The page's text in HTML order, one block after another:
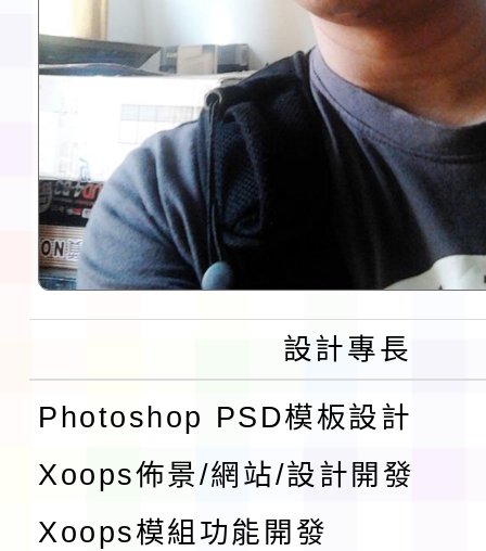
設計專長
Photoshop PSD模板設計
Xoops佈景/網站/設計開發
Xoops模組功能開發